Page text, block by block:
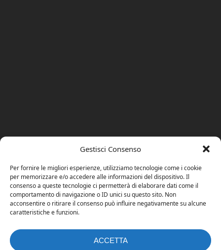
Gestisci Consenso
Per fornire le migliori esperienze, utilizziamo tecnologie come i cookie
per memorizzare e/o accedere alle informazioni del dispositivo. Il
consenso a queste tecnologie ci permetterà di elaborare dati come il
comportamento di navigazione o ID unici su questo sito. Non
acconsentire o ritirare il consenso può influire negativamente su alcune
caratteristiche e funzioni.
ACCETTA